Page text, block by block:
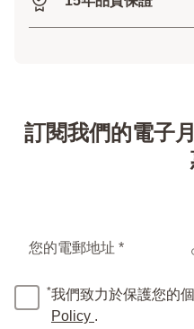
訂閱我們的電子
您的電郵地址 *
*我們致力於保護您的
Policy .